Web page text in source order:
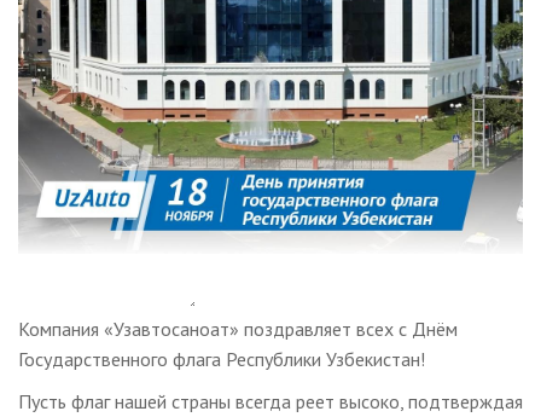
Компания «Узавтосаноат» поздравляет всех с Днём
Государственного флага Республики Узбекистан!
Пусть флаг нашей страны всегда реет высоко, подтверждая